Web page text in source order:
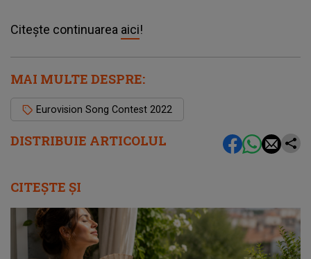
DISTRIBUIE ARTICOLUL
Citește continuarea aici!
MAI MULTE DESPRE:
Eurovision Song Contest 2022
CITEȘTE ȘI